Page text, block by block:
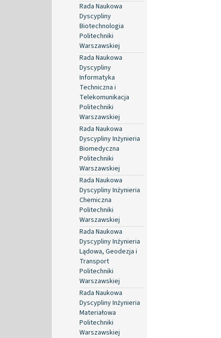
Rada Naukowa
Dyscypliny
Biotechnologia
Politechniki
Warszawskiej
Rada Naukowa
Dyscypliny
Informatyka
Techniczna i
Telekomunikacja
Politechniki
Warszawskiej
Rada Naukowa
Dyscypliny Inżynieria
Biomedyczna
Politechniki
Warszawskiej
Rada Naukowa
Dyscypliny Inżynieria
Chemiczna
Politechniki
Warszawskiej
Rada Naukowa
Dyscypliny Inżynieria
Lądowa, Geodezja i
Transport
Politechniki
Warszawskiej
Rada Naukowa
Dyscypliny Inżynieria
Materiałowa
Politechniki
Warszawskiej